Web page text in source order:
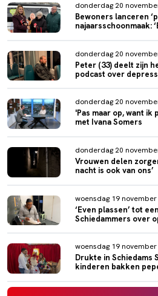
donderdag 20
Bewoners lanceren
najaarsschoonmaak:
donderdag 20
Peter (33) deelt zijn
podcast over
donderdag 20
'Pas maar op, want ik
met Ivana Somers
donderdag 20
Vrouwen delen
nacht is ook van ons’
woensdag 19
‘Even plassen’ tot
Schiedammers over
woensdag 19
Drukte in Schiedams
kinderen bakken